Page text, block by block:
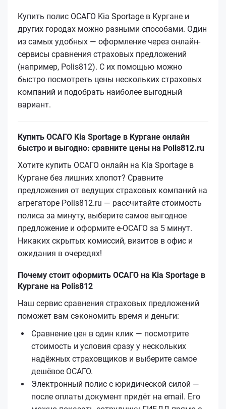
Купить полис ОСАГО Kia Sportage в Кургане и
других городах можно разными способами. Один
из самых удобных — оформление через онлайн-
сервисы сравнения страховых предложений
(например, Polis812). С их помощью можно
быстро посмотреть цены нескольких страховых
компаний и подобрать наиболее выгодный
вариант.
Купить ОСАГО Kia Sportage в Кургане онлайн
быстро и выгодно: сравните цены на Polis812.ru
Хотите купить ОСАГО онлайн на Kia Sportage в
Кургане без лишних хлопот? Сравните
предложения от ведущих страховых компаний на
агрегаторе Polis812.ru — рассчитайте стоимость
полиса за минуту, выберите самое выгодное
предложение и оформите е‑ОСАГО за 5 минут.
Никаких скрытых комиссий, визитов в офис и
ожидания в очередях!
Почему стоит оформить ОСАГО на Kia Sportage в
Кургане на Polis812
Наш сервис сравнения страховых предложений
поможет вам сэкономить время и деньги:
Сравнение цен в один клик — посмотрите
стоимость и условия сразу у нескольких
надёжных страховщиков и выберите самое
дешёвое ОСАГО.
Электронный полис с юридической силой —
после оплаты документ придёт на email. Его